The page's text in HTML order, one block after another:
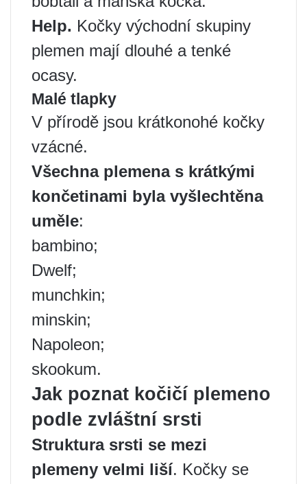
Help. Kočky východní skupiny
plemen mají dlouhé a tenké
ocasy.
Malé tlapky
V přírodě jsou krátkonohé kočky
vzácné.
Všechna plemena s krátkými
končetinami byla vyšlechtěna
uměle:
bambino;
Dwelf;
munchkin;
minskin;
Napoleon;
skookum.
Jak poznat kočičí plemeno
podle zvláštní srsti
Struktura srsti se mezi
plemeny velmi liší. Kočky se